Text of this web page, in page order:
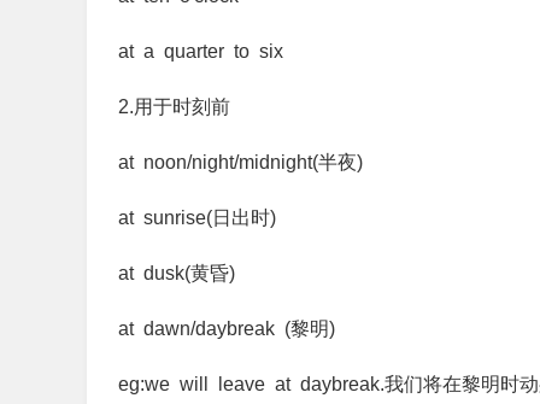
at a quarter to six
2.用于时刻前
at noon/night/midnight(半夜)
at sunrise(日出时)
at dusk(黄昏)
at dawn/daybreak (黎明)
eg:we will leave at daybreak.我们将在黎明时动